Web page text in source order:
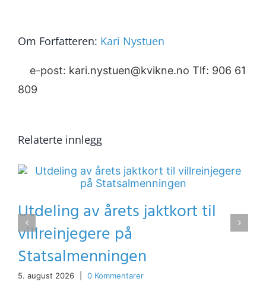
Om Forfatteren: Kari Nystuen
e-post: kari.nystuen@kvikne.no Tlf: 906 61
809
Relaterte innlegg
Utdeling av årets jaktkort til
villreinjegere på
Statsalmenningen
5. august 2026 0 Kommentarer